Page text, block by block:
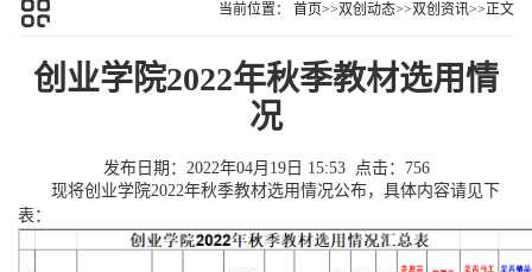
当前位置： 首页>>双创动态>>双创资讯>>正文
创业学院2022年秋季教材选用情
况
发布日期：2022年04月19日 15:53 点击： 756
现将创业学院2022年秋季教材选用情况公布，具体内容请见下
表：